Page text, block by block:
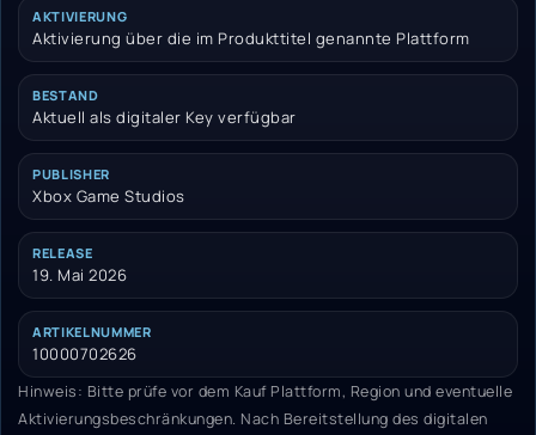
AKTIVIERUNG
Aktivierung über die im Produkttitel genannte Plattform
BESTAND
Aktuell als digitaler Key verfügbar
PUBLISHER
Xbox Game Studios
RELEASE
19. Mai 2026
ARTIKELNUMMER
10000702626
Hinweis: Bitte prüfe vor dem Kauf Plattform, Region und eventuelle
Aktivierungsbeschränkungen. Nach Bereitstellung des digitalen